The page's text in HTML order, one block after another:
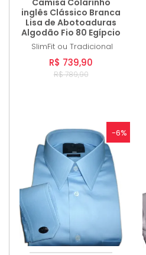
Camisa Colarinho
inglês Clássico Branca
Lisa de Abotoaduras
Algodão Fio 80 Egípcio
SlimFit ou Tradicional
R$ 739,90
R$ 789,90
-6%